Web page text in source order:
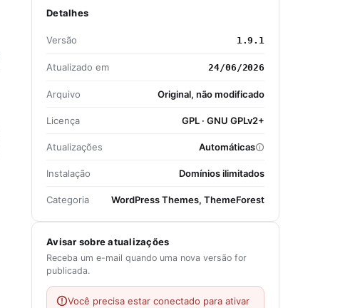
Detalhes
Versão 1.9.1
Atualizado em 24/06/2026
Arquivo Original, não modificado
Licença GPL · GNU GPLv2+
Atualizações Automáticas
Instalação Domínios ilimitados
Categoria WordPress Themes, ThemeForest
Avisar sobre atualizações
Receba um e-mail quando uma nova versão for
publicada.
Você precisa estar conectado para ativar